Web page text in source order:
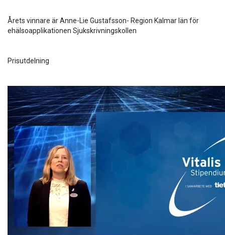
Årets vinnare är Anne-Lie Gustafsson- Region Kalmar län för
ehälsoapplikationen Sjukskrivningskollen
Prisutdelning